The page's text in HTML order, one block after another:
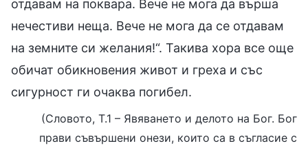
отдавам на поквара. Вече не мога да върша
нечестиви неща. Вече не мога да се отдавам
на земните си желания!“. Такива хора все още
обичат обикновения живот и греха и със
сигурност ги очаква погибел.
(Словото, Т.1 – Явяването и делото на Бог. Бог
прави съвършени онези, които са в съгласие с